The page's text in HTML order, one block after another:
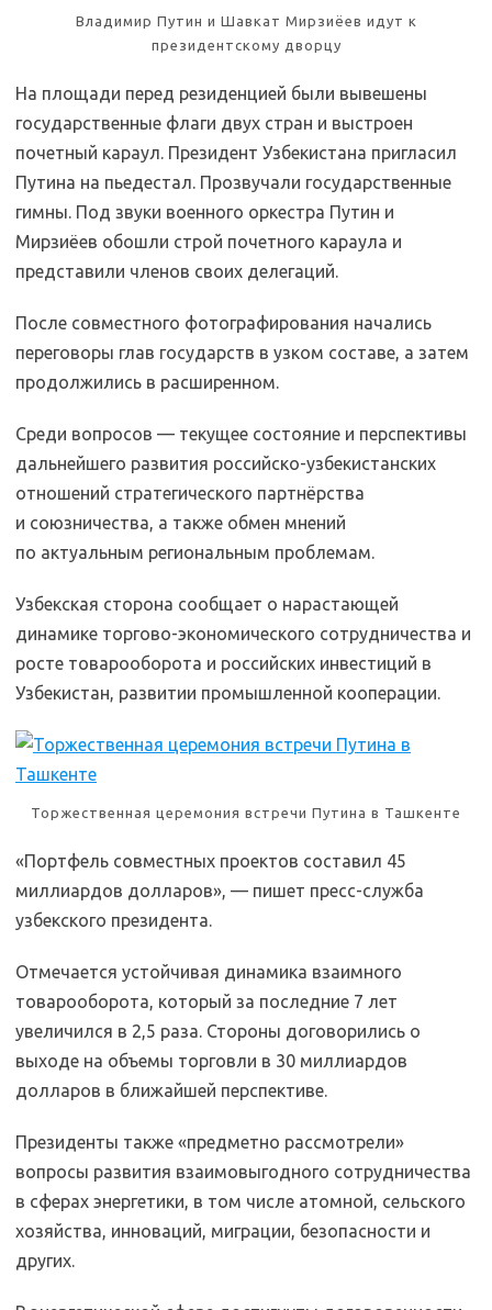
Владимир Путин и Шавкат Мирзиёев идут к
президентскому дворцу
На площади перед резиденцией были вывешены
государственные флаги двух стран и выстроен
почетный караул. Президент Узбекистана пригласил
Путина на пьедестал. Прозвучали государственные
гимны. Под звуки военного оркестра Путин и
Мирзиёев обошли строй почетного караула и
представили членов своих делегаций.
После совместного фотографирования начались
переговоры глав государств в узком составе, а затем
продолжились в расширенном.
Среди вопросов — текущее состояние и перспективы
дальнейшего развития российско-узбекистанских
отношений стратегического партнёрства
и союзничества, а также обмен мнений
по актуальным региональным проблемам.
Узбекская сторона сообщает о нарастающей
динамике торгово-экономического сотрудничества и
росте товарооборота и российских инвестиций в
Узбекистан, развитии промышленной кооперации.
Торжественная церемония встречи Путина в Ташкенте
«Портфель совместных проектов составил 45
миллиардов долларов», — пишет пресс-служба
узбекского президента.
Отмечается устойчивая динамика взаимного
товарооборота, который за последние 7 лет
увеличился в 2,5 раза. Стороны договорились о
выходе на объемы торговли в 30 миллиардов
долларов в ближайшей перспективе.
Президенты также «предметно рассмотрели»
вопросы развития взаимовыгодного сотрудничества
в сферах энергетики, в том числе атомной, сельского
хозяйства, инноваций, миграции, безопасности и
других.